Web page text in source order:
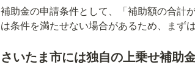
補助金の申請条件として、「補助額の合計
は条件を満たせない場合があるため、まず
さいたま市には独自の上乗せ補助